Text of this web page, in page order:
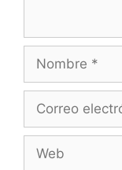
electrónico